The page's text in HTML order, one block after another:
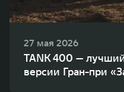
27 мая 2026
TANK 400 —
версии Гран-при